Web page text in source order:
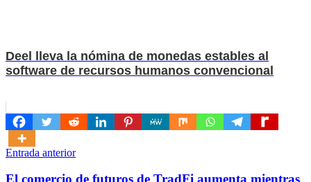
Deel lleva la nómina de monedas estables al
software de recursos humanos convencional
Navegación
de
Entrada anterior